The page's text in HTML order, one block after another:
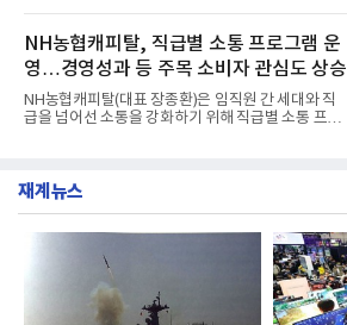
넘
혔다.‘동대문식 닭한마리 칼국수’는 예상을 뛰어넘는
소비자 호응에 힘입어 지난 7월 13일 첫 선을 보인 지
단 18일 만에 누적 판매량 50만 개를 돌파하는 성과를
거두었다.이번 신제품은 개발진이 전국의 닭한마리
전문점을 직접 찾아 다니며 최적의 육수 비율을 완성
했다. 자극적이지 않으면서도 깊은 닭육수에 마늘의
개운한 풍미를 더했으며, 국물이 잘 배어들면서도 쫄
서도
NH농협캐피탈, 직급별 소통 프로그램 운
영…경영성과 등 주목 소비자 관심도 상승
NH농협캐피탈(대표 장종환)은 임직원 간 세대와 직
급을 넘어선 소통을 강화하기 위해 직급별 소통 프로
영지원부 홍보팀과 2026년 새로이(e)＊가 공동 주관
쳐 진행됐다.참고로 새로이(e)는 NH농협캐피탈 MZ
세대들로(과장~계장) 구성된 자율 참여조직으로, 조
직문화 혁신과 업무 효율성 향상을 위한 다양한 활동
을 추진하며,새로운 변화와 이로운 영향력을 조직전
반에 전파하는 역할
재계뉴스